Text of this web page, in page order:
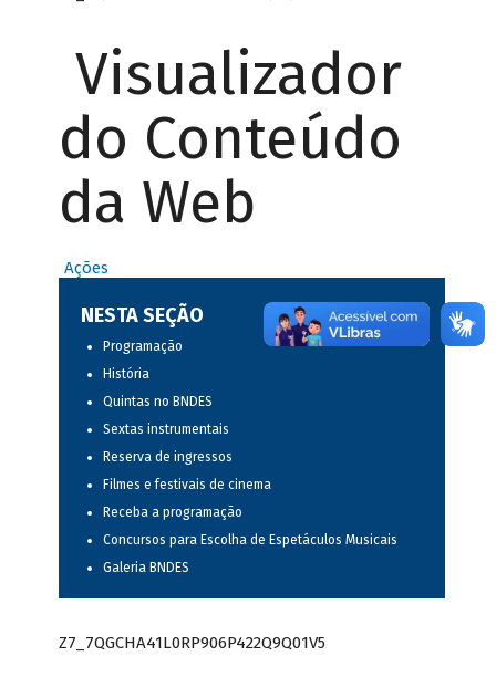
Visualizador
do Conteúdo
da Web
Ações
NESTA SEÇÃO
Programação
História
Quintas no BNDES
Sextas instrumentais
Reserva de ingressos
Filmes e festivais de cinema
Receba a programação
Concursos para Escolha de Espetáculos Musicais
Galeria BNDES
Z7_7QGCHA41L0RP906P422Q9Q01V5